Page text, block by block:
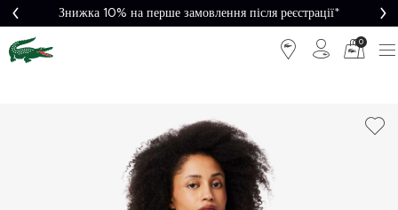
Знижка 10% на перше замовлення після реєстрації*
0
Легке
повернення